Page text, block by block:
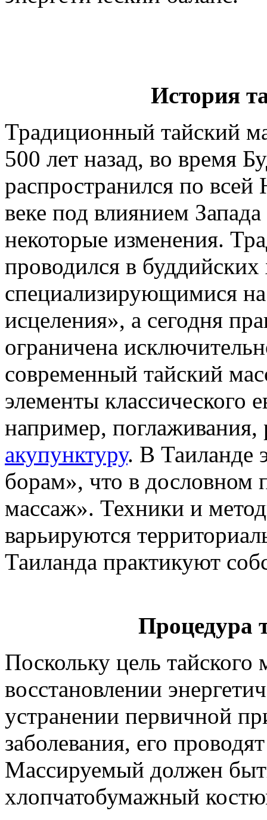
История
Традиционный тайский
500 лет назад, во время
распространился по
веке под влиянием
некоторые изменения.
проводился в
специализирующимися на
исцеления», а сегодня
ограничена
современный тайский
элементы классического
например, поглаживания,
акупунктуру. В Таиланде
борам», что в дословном
массаж». Техники и
варьируются
Таиланда практикуют
Процедура
Поскольку цель тайского
восстановлении
устранении первичной
заболевания, его
Массируемый должен
хлопчатобумажный